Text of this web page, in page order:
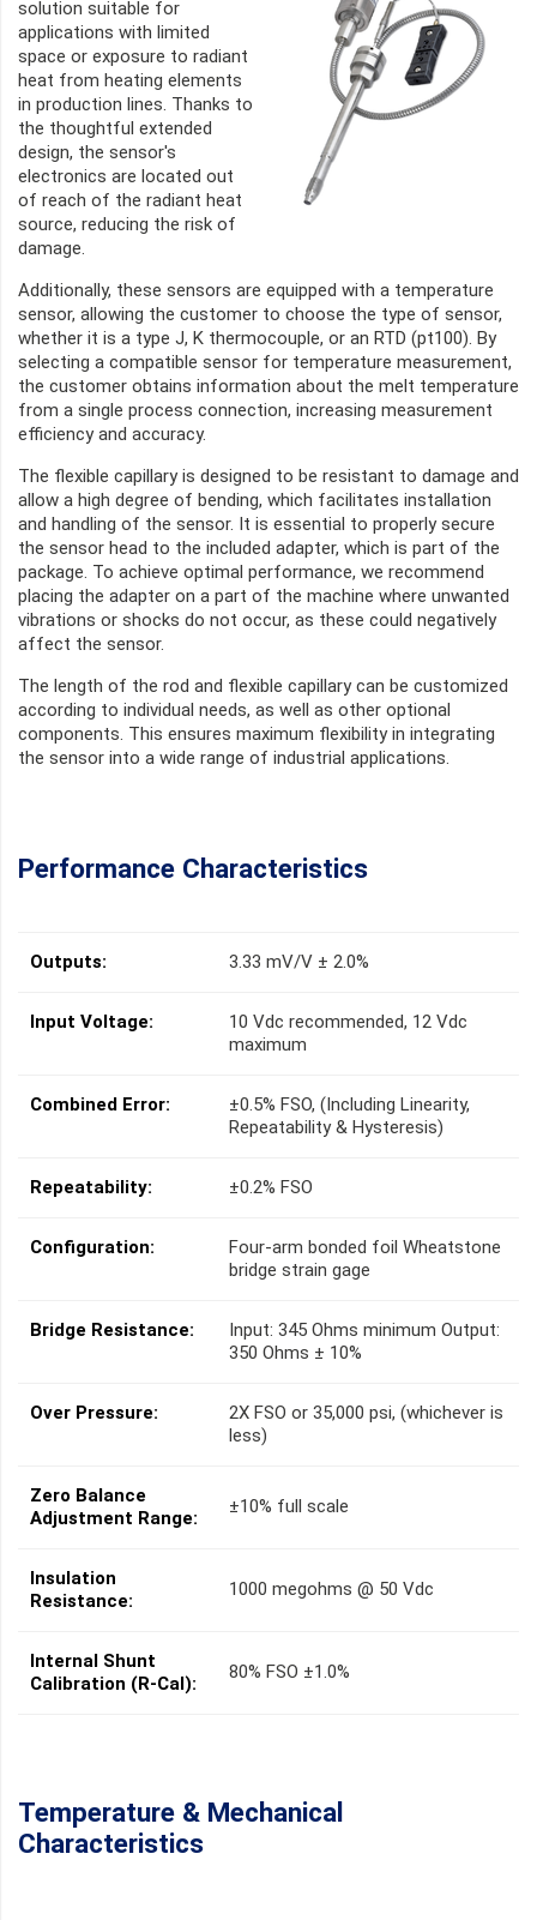
solution suitable for
applications with limited
space or exposure to radiant
heat from heating elements
in production lines. Thanks to
the thoughtful extended
design, the sensor's
electronics are located out
of reach of the radiant heat
source, reducing the risk of
damage.
Additionally, these sensors are equipped with a temperature
sensor, allowing the customer to choose the type of sensor,
whether it is a type J, K thermocouple, or an RTD (pt100). By
selecting a compatible sensor for temperature measurement,
the customer obtains information about the melt temperature
from a single process connection, increasing measurement
efficiency and accuracy.
The flexible capillary is designed to be resistant to damage and
allow a high degree of bending, which facilitates installation
and handling of the sensor. It is essential to properly secure
the sensor head to the included adapter, which is part of the
package. To achieve optimal performance, we recommend
placing the adapter on a part of the machine where unwanted
vibrations or shocks do not occur, as these could negatively
affect the sensor.
The length of the rod and flexible capillary can be customized
according to individual needs, as well as other optional
components. This ensures maximum flexibility in integrating
the sensor into a wide range of industrial applications.
Performance Characteristics
Outputs: 3.33 mV/V ± 2.0%
Input Voltage:
10 Vdc recommended, 12 Vdc
maximum
Combined Error:
±0.5% FSO, (Including Linearity,
Repeatability & Hysteresis)
Repeatability: ±0.2% FSO
Configuration:
Four-arm bonded foil Wheatstone
bridge strain gage
Bridge Resistance:
Input: 345 Ohms minimum Output:
350 Ohms ± 10%
Over Pressure:
2X FSO or 35,000 psi, (whichever is
less)
Zero Balance
Adjustment Range:
±10% full scale
Insulation
Resistance:
1000 megohms @ 50 Vdc
Internal Shunt
Calibration (R-Cal):
80% FSO ±1.0%
Temperature & Mechanical
Characteristics